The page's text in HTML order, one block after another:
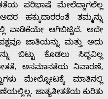
ಪರಿಭಾಷೆ ಮೇಲೆದ್ದಾಗಲೆಲ್ಲ
ಹಕ್ಕುದಾರರಂತೆ ತಮ್ಮನ್ನು
ವಾಡಿಕೆಯೇ ಆಗಿಬಿಟ್ಟಿದೆ. ಅದೇ
ಜಾತಿಯನ್ನು ಮತ್ತು ಅದು
ಬಿಟ್ಟು ಕೊಡಲು ಸಿದ್ಧವಿಲ್ಲ
ಅಸಮಾನತೆಯ ನಿವಾರಣೆ,
ಮೇಲ್ನೋಟಕ್ಕೆ ಮಾತಿನಲ್ಲಿ
ಜಾತ್ಯತೀತತೆಯ ಕುರಿತು